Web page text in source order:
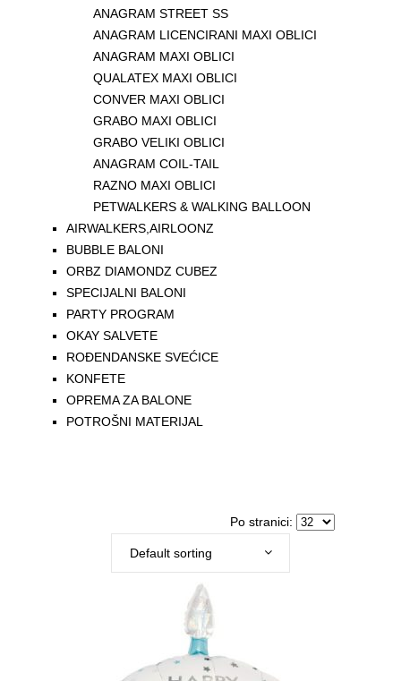
ANAGRAM STREET SS
ANAGRAM LICENCIRANI MAXI OBLICI
ANAGRAM MAXI OBLICI
QUALATEX MAXI OBLICI
CONVER MAXI OBLICI
GRABO MAXI OBLICI
GRABO VELIKI OBLICI
ANAGRAM COIL-TAIL
RAZNO MAXI OBLICI
PETWALKERS & WALKING BALLOON
AIRWALKERS,AIRLOONZ
BUBBLE BALONI
ORBZ DIAMONDZ CUBEZ
SPECIJALNI BALONI
PARTY PROGRAM
OKAY SALVETE
ROĐENDANSKE SVEĆICE
KONFETE
OPREMA ZA BALONE
POTROŠNI MATERIJAL
Po stranici:
Default sorting